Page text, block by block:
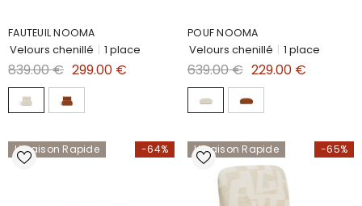
FAUTEUIL NOOMA
Velours chenillé | 1 place
839.00 € 299.00 €
POUF NOOMA
Velours chenillé | 1 place
639.00 € 229.00 €
-64%
Livraison Rapide -65%
Livraison Rapide